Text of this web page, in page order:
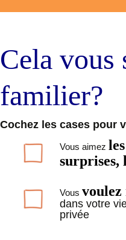
Cela
familier?
Cochez les cases pour
Vous aimez
surprises,
Vous
dans votre
privée